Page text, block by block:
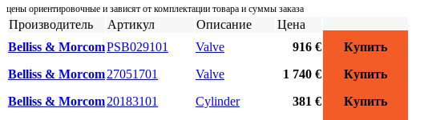
цены ориентировочные и зависят от комплектации товара и суммы заказа
Производитель Артикул Описание
Цена
Belliss & MorcomPSB029101 Valve 916 €
Купить
Belliss & Morcom27051701 Valve 1 740 €
Купить
Belliss & Morcom20183101 Cylinder 381 €
Купить